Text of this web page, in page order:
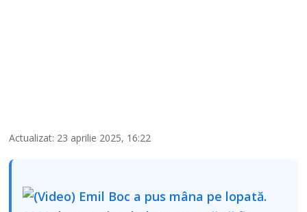
Actualizat: 23 aprilie 2025, 16:22